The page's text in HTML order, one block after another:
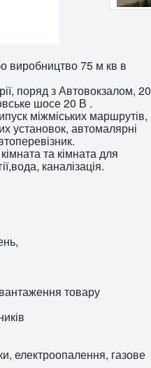
виробництво 75 м кв в
поряд з Автовокзалом, 20
шосе 20 В .
міжміських маршрутів,
установок, автомалярні
та кімната для
каналізація.
товару
електроопалення, газове